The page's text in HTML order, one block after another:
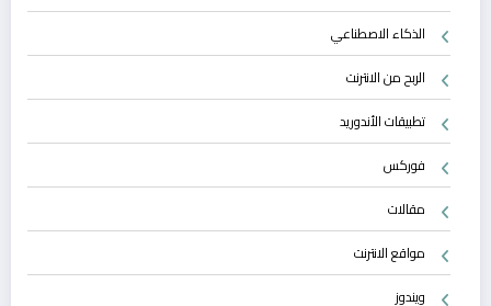
الذكاء الاصطناعي
الربح من الانترنت
تطبيقات الأندوريد
فوركس
مقالات
مواقع الانترنت
ويندوز